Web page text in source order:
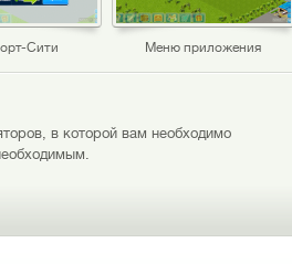
Сити Меню приложения
в которой вам необходимо